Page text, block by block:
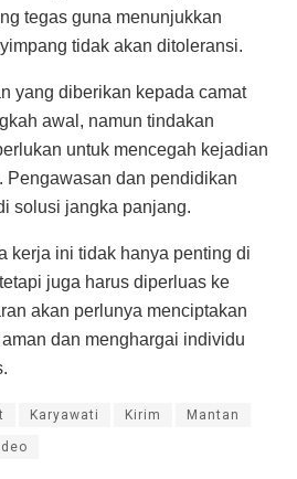
tegas guna menunjukkan
tidak akan ditoleransi.
yang diberikan kepada camat
awal, namun tindakan
untuk mencegah kejadian
Pengawasan dan pendidikan
solusi jangka panjang.
kerja ini tidak hanya penting di
juga harus diperluas ke
akan perlunya menciptakan
dan menghargai individu
Karyawati Kirim Mantan